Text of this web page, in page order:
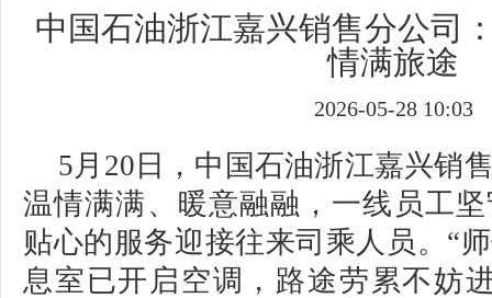
中国石油浙江嘉兴销售分公司
情满旅途
2026-05-28 10:03
5月20日， 中国石油浙江嘉兴销
温情满满、暖意融融，一线员工
贴心的服务迎接往来司乘人员。 “
息室已开启空调，路途劳累不妨